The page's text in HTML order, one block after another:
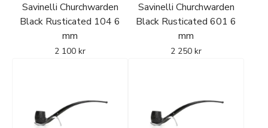
Savinelli Churchwarden
Black Rusticated 104 6
mm
2 100 kr
Savinelli Churchwarden
Black Rusticated 601 6
mm
2 250 kr